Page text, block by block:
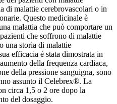
di malattie cerebrovascolari o in
Questo medicinale è
malattia che può comportare un
che soffrono di malattie
una storia di malattie
efficacia è stata dimostrata in
della frequenza cardiaca,
della pressione sanguigna, sono
assunto il Celebrex®. La
circa 1,5 o 2 ore dopo la
del dosaggio.